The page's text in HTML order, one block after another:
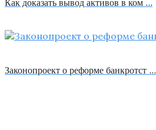
Как доказать вывод активов в ком …
Законопроект о реформе банкротст …